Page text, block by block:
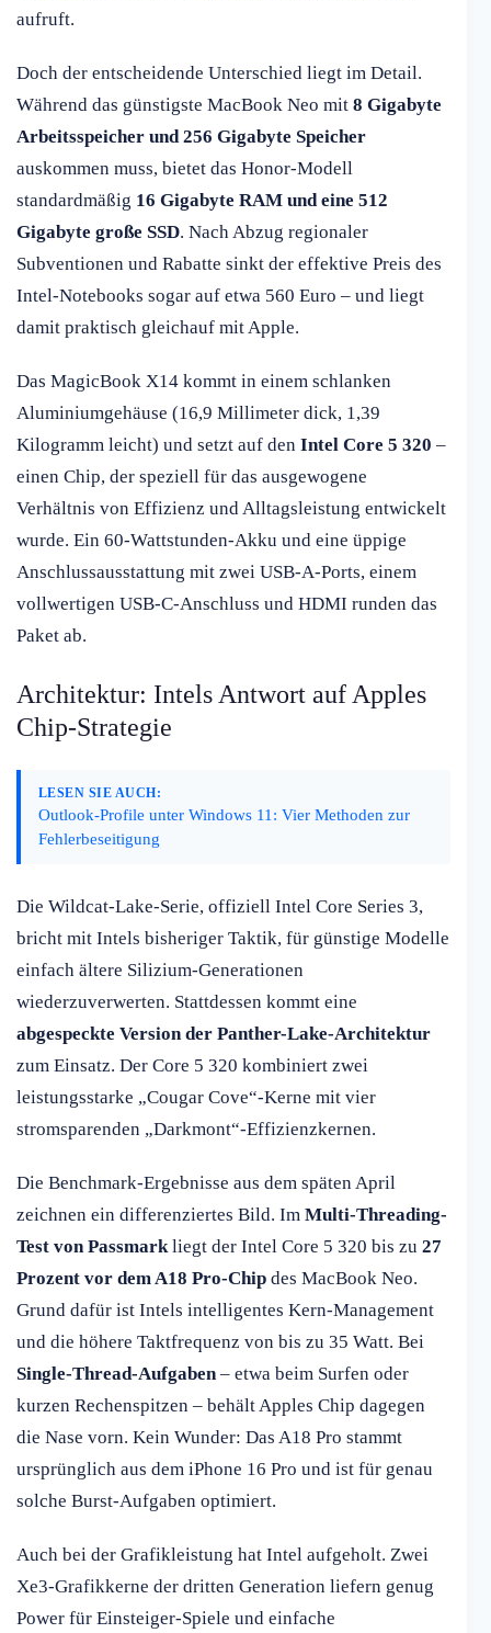
aufruft.
Doch der entscheidende Unterschied liegt im Detail.
Während das günstigste MacBook Neo mit 8 Gigabyte
Arbeitsspeicher und 256 Gigabyte Speicher
auskommen muss, bietet das Honor-Modell
standardmäßig 16 Gigabyte RAM und eine 512
Gigabyte große SSD. Nach Abzug regionaler
Subventionen und Rabatte sinkt der effektive Preis des
Intel-Notebooks sogar auf etwa 560 Euro – und liegt
damit praktisch gleichauf mit Apple.
Das MagicBook X14 kommt in einem schlanken
Aluminiumgehäuse (16,9 Millimeter dick, 1,39
Kilogramm leicht) und setzt auf den Intel Core 5 320 –
einen Chip, der speziell für das ausgewogene
Verhältnis von Effizienz und Alltagsleistung entwickelt
wurde. Ein 60-Wattstunden-Akku und eine üppige
Anschlussausstattung mit zwei USB-A-Ports, einem
vollwertigen USB-C-Anschluss und HDMI runden das
Paket ab.
Architektur: Intels Antwort auf Apples
Chip-Strategie
LESEN SIE AUCH:
Outlook-Profile unter Windows 11: Vier Methoden zur
Fehlerbeseitigung
Die Wildcat-Lake-Serie, offiziell Intel Core Series 3,
bricht mit Intels bisheriger Taktik, für günstige Modelle
einfach ältere Silizium-Generationen
wiederzuverwerten. Stattdessen kommt eine
abgespeckte Version der Panther-Lake-Architektur
zum Einsatz. Der Core 5 320 kombiniert zwei
leistungsstarke „Cougar Cove“-Kerne mit vier
stromsparenden „Darkmont“-Effizienzkernen.
Die Benchmark-Ergebnisse aus dem späten April
zeichnen ein differenziertes Bild. Im Multi-Threading-
Test von Passmarkliegt der Intel Core 5 320 bis zu 27
Prozent vor dem A18 Pro-Chip des MacBook Neo.
Grund dafür ist Intels intelligentes Kern-Management
und die höhere Taktfrequenz von bis zu 35 Watt. Bei
Single-Thread-Aufgaben– etwa beim Surfen oder
kurzen Rechenspitzen – behält Apples Chip dagegen
die Nase vorn. Kein Wunder: Das A18 Pro stammt
ursprünglich aus dem iPhone 16 Pro und ist für genau
solche Burst-Aufgaben optimiert.
Auch bei der Grafikleistung hat Intel aufgeholt. Zwei
Xe3-Grafikkerne der dritten Generation liefern genug
Power für Einsteiger-Spiele und einfache